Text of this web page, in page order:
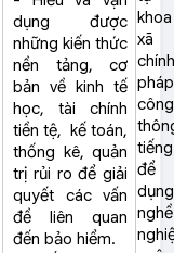
dụng được
những kiến thức
nền tảng, cơ
bản về kinh tế
học, tài chính
tiền tệ, kế toán,
thống kê, quản
trị rủi ro để giải
quyết các vấn
đề liên quan
đến bảo hiểm.
xã
để
nghề